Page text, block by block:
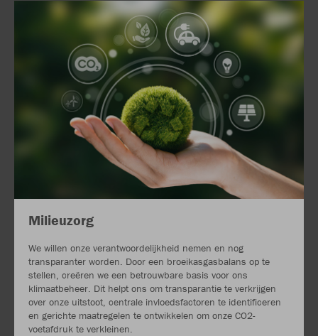
Milieuzorg
We willen onze verantwoordelijkheid nemen en nog
transparanter worden. Door een broeikasgasbalans op te
stellen, creëren we een betrouwbare basis voor ons
klimaatbeheer. Dit helpt ons om transparantie te verkrijgen
over onze uitstoot, centrale invloedsfactoren te identificeren
en gerichte maatregelen te ontwikkelen om onze CO2-
voetafdruk te verkleinen.